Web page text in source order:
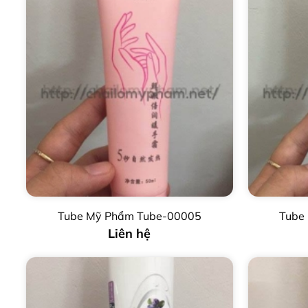
Tube Mỹ Phẩm Tube-00005
Liên hệ